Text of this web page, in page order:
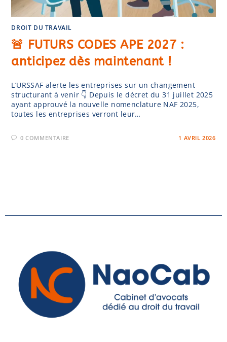
DROIT DU TRAVAIL
🚨 FUTURS CODES APE 2027 :
anticipez dès maintenant !
L’URSSAF alerte les entreprises sur un changement
structurant à venir 👇 Depuis le décret du 31 juillet 2025
ayant approuvé la nouvelle nomenclature NAF 2025,
toutes les entreprises verront leur…
0 COMMENTAIRE 1 AVRIL 2026